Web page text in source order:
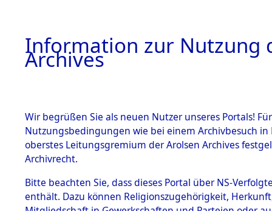
BESTÄNDE
Baden-
Information zur Nutzung
Archives
Wir begrüßen Sie als neuen Nutzer unseres Portals!
Nutzungsbedingungen wie bei einem Archivbesuch
oberstes Leitungsgremium der Arolsen Archives
Archivrecht.
Bitte beachten Sie, dass dieses Portal über NS-
enthält. Dazu können Religionszugehörigkeit,